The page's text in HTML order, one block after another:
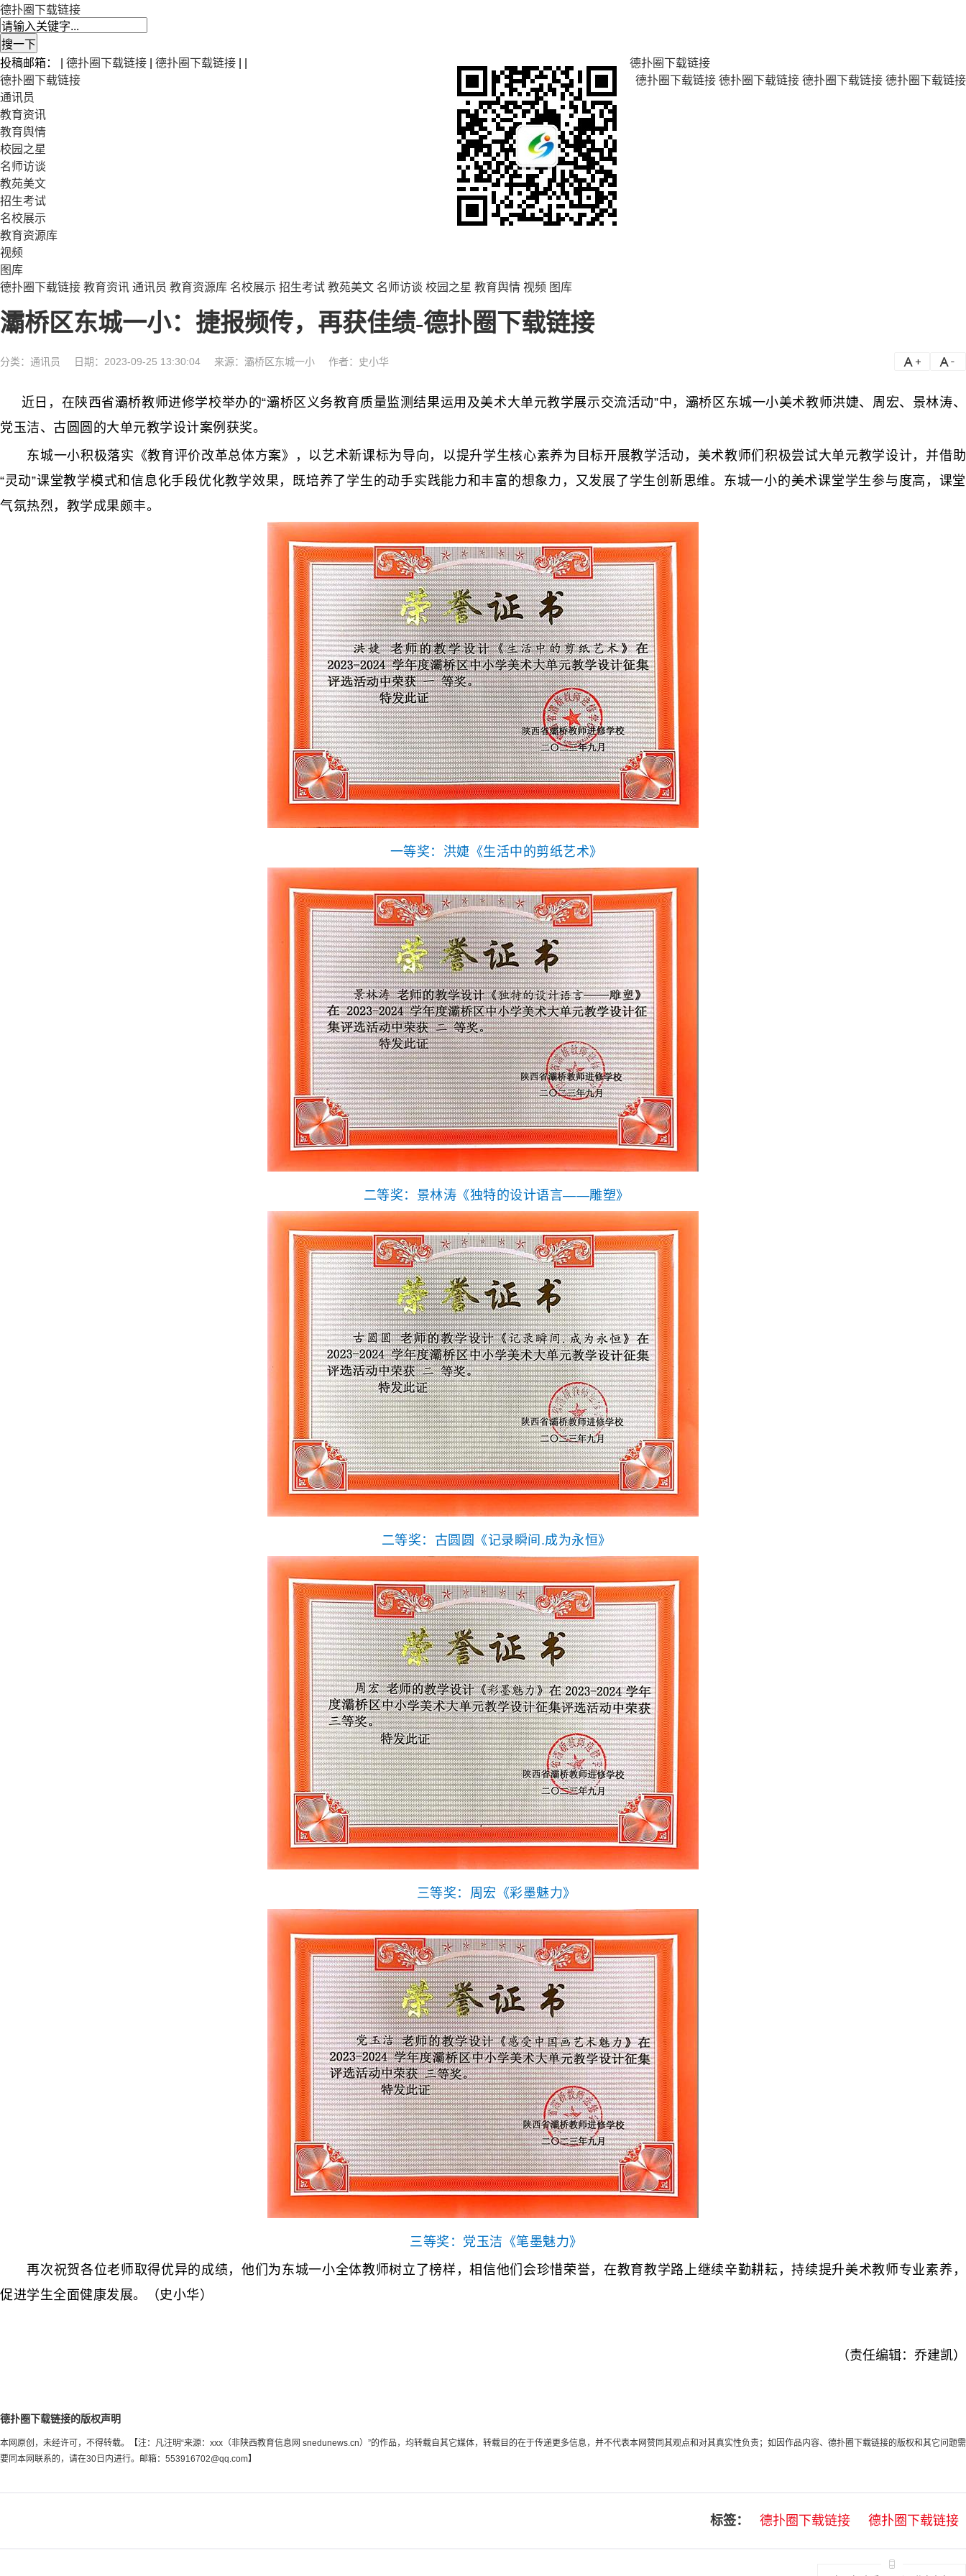
德扑圈下载链接
德扑圈下载链接
德扑圈下载链接 德扑圈下载链接 德扑圈下载链接 德扑圈下载链接
投稿邮箱： | 德扑圈下载链接 德扑圈下载链接
德扑圈下载链接
通讯员
教育资讯
教育舆情
校园之星
名师访谈
教苑美文
招生考试
名校展示
教育资源库
视频
图库
德扑圈下载链接 教育资讯 通讯员 教育资源库 名校展示 招生考试 教苑美文 名师访谈 校园之星 教育舆情 视频 图库
灞桥区东城一小：捷报频传，再获佳绩-德扑圈下载链接
分类： 通讯员 日期：2023-09-25 13:30:04 来源：灞桥区东城一小 作者：史小华
近日，在陕西省灞桥教师进修学校举办的“灞桥区义务教育质量监测结果运用及美术大单元教学展示交流活动”中，灞桥区东城一小美术教师洪婕、周宏、景林涛、
党玉洁、古圆圆的大单元教学设计案例获奖。
东城一小积极落实《教育评价改革总体方案》，以艺术新课标为导向，以提升学生核心素养为目标开展教学活动，美术教师们积极尝试大单元教学设计，并借助
“灵动”课堂教学模式和信息化手段优化教学效果，既培养了学生的动手实践能力和丰富的想象力，又发展了学生创新思维。东城一小的美术课堂学生参与度高，课堂
气氛热烈，教学成果颇丰。
一等奖：洪婕《生活中的剪纸艺术》
二等奖：景林涛《独特的设计语言——雕塑》
二等奖： 古 圆圆 《记录瞬间.成为永恒》
三等奖：周宏《彩墨魅力》
三等奖： 党玉洁《笔墨魅力》
再次祝贺各位老师取得优异的成绩，他们为东城一小全体教师树立了榜样，相信他们会珍惜荣誉，在教育教学路上继续辛勤耕耘，持续提升美术教师专业素养，
促进学生全面健康发展。（史小华）
（责任编辑：乔建凯）
德扑圈下载链接的版权声明
本网原创，未经许可，不得转载。【注：凡注明“来源：xxx（非陕西教育信息网 snedunews.cn）”的作品，均转载自其它媒体，转载目的在于传递更多信息，并不代表本网赞同其观点和对其真实性负责；如因作品内容、德扑圈下载链接的版权和其它问题需
要同本网联系的，请在30日内进行。邮箱： 553916702@qq.com】
标签： 德扑圈下载链接 德扑圈下载链接